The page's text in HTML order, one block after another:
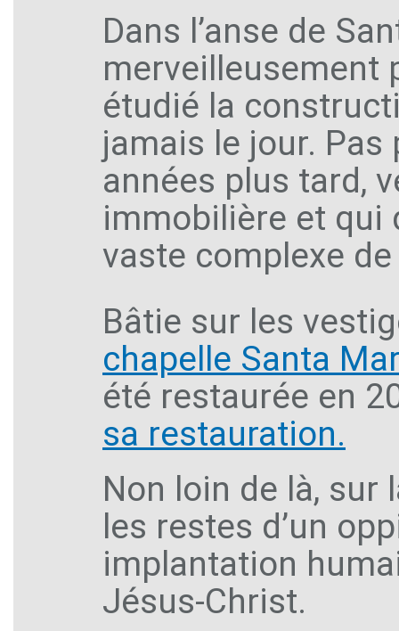
Dans l’anse de
merveilleusement
étudié la
jamais le jour.
années plus tard,
immobilière et qui
vaste complexe
Bâtie sur les
chapelle Santa
été restaurée en
sa restauration.
Non loin de là, sur
les restes d’un
implantation
Jésus-Christ.